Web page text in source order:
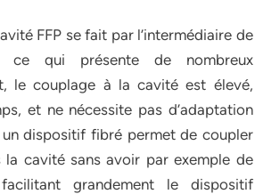
FFP se fait par l’intermédiaire de
qui présente de nombreux
le couplage à la cavité est élevé,
et ne nécessite pas d’adaptation
dispositif fibré permet de coupler
la cavité sans avoir par exemple de
grandement le dispositif